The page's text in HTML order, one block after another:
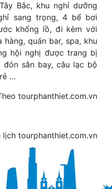
Bắc, khu nghỉ dưỡng
sang trọng, 4 bể bơi
khổng lồ, đi kèm với
quán bar, spa, khu
hội nghị được trang bị
sân bay, câu lạc bộ
…
tourphanthiet.com.vn
lịch tourphanthiet.com.vn